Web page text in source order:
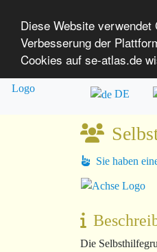
Diese Website
Verbesserung der
Cookies auf se-atlas.de
SE-ATLAS
Überblick
DE
Sie haben
Die